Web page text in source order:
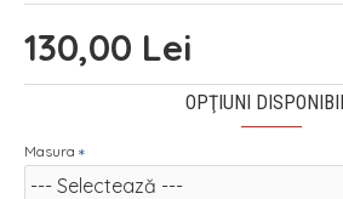
130,00 Lei
OPŢIUNI
Masura